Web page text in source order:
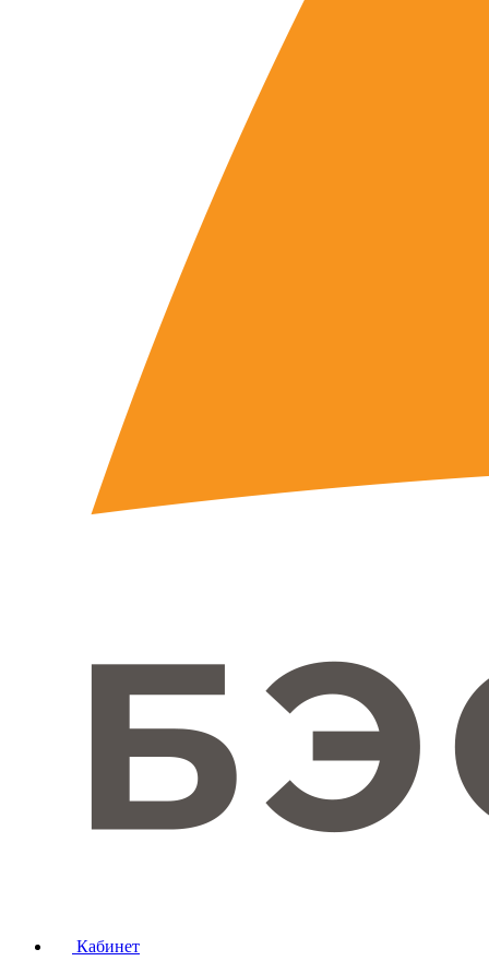
Кабинет